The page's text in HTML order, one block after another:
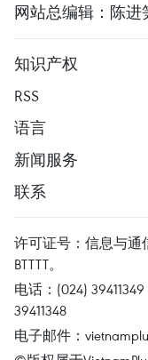
网站总编辑：陈进
知识产权
RSS
语言
新闻服务
联系
许可证号：信息与通
BTTTT。
电话：(024)
39411348
电子邮件：